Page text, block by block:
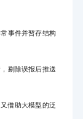
事件并暂存结构
剔除误报后推送
借助大模型的泛